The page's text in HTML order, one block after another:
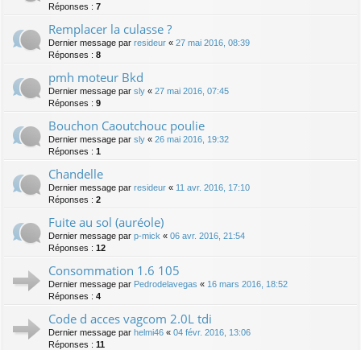
Réponses : 7
Remplacer la culasse ?
Dernier message par resideur « 27 mai 2016, 08:39
Réponses : 8
pmh moteur Bkd
Dernier message par sly « 27 mai 2016, 07:45
Réponses : 9
Bouchon Caoutchouc poulie
Dernier message par sly « 26 mai 2016, 19:32
Réponses : 1
Chandelle
Dernier message par resideur « 11 avr. 2016, 17:10
Réponses : 2
Fuite au sol (auréole)
Dernier message par p-mick « 06 avr. 2016, 21:54
Réponses : 12
Consommation 1.6 105
Dernier message par Pedrodelavegas « 16 mars 2016, 18:52
Réponses : 4
Code d acces vagcom 2.0L tdi
Dernier message par helmi46 « 04 févr. 2016, 13:06
Réponses : 11